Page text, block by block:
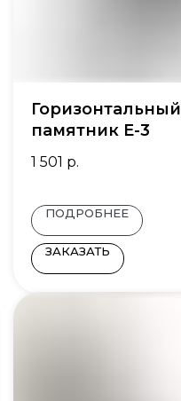
Горизонтальный
памятник Е-3
1 501 р.
ПОДРОБНЕЕ
ЗАКАЗАТЬ